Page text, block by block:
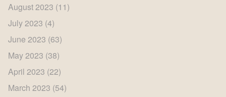
August 2023 (11)
July 2023 (4)
June 2023 (63)
May 2023 (38)
April 2023 (22)
March 2023 (54)